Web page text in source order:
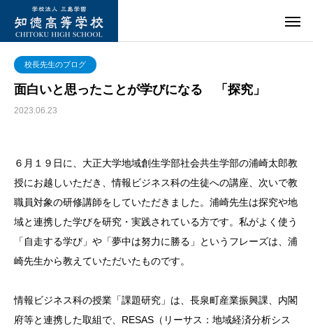
校長先生のブログ
面白いと思ったことが学びになる 「探究」
2023.06.23
６月１９日に、大正大学地域創生学部社会共生学部の浦崎太郎教
授にお越しいただき、情報ビジネス科の生徒への講座、次いで教
職員対象の研修講師をしていただきました。浦崎先生は探究や地
域と連携した学びを研究・実践されている方です。私がよく使う
「自走する学び」や「夢中は努力に勝る」というフレーズは、浦
崎先生から教えていただいたものです。
情報ビジネス科の授業「課題研究」は、長泉町産業振興課、内閣
府等と連携した取組で、RESAS（リーサス：地域経済分析シス